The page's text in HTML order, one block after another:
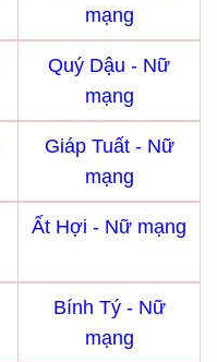
mạng
Quý Dậu - Nữ
mạng
Giáp Tuất - Nữ
mạng
Ất Hợi - Nữ mạng
Bính Tý - Nữ
mạng